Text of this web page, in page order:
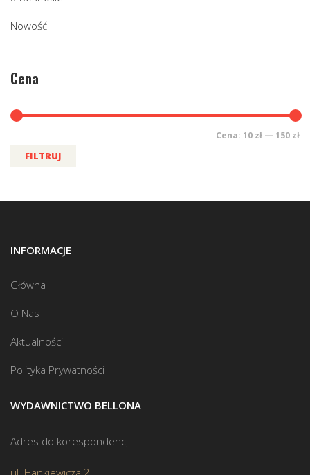
Nowość
Cena
FILTRUJ
Cena: 10 zł — 150 zł
INFORMACJE
Główna
O Nas
Aktualności
Polityka Prywatności
WYDAWNICTWO BELLONA
Adres do korespondencji